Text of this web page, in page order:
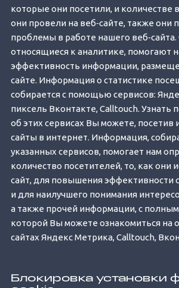
которые они посетили, и количестве
они провели на веб‐сайте, также они
проблемы в работе нашего
относящиеся к аналитике, помогают
эффективность информации,
сайте. Информация о статистике
собирается с помощью сервисов:
пиксель Вконтакте, Calltouch. Узнать
об этих сервисах Вы можете, посетив
сайты в интернет. Информация,
указанных сервисов, помогает нам
количество посетителей, то, как они
сайт, для повышения эффективности
и для наилучшего понимания
а также прочей информации, с
которой Вы можете ознакомиться на
сайтах Яндекс Метрика, Calltouch,
Блокировка установки